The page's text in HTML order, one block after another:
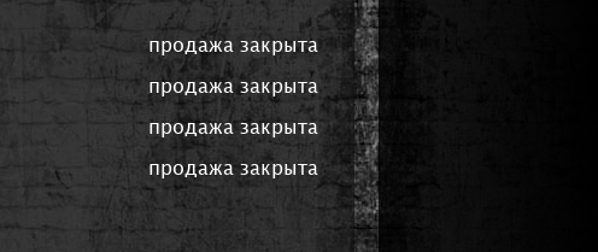
продажа закрыта
продажа закрыта
продажа закрыта
продажа закрыта